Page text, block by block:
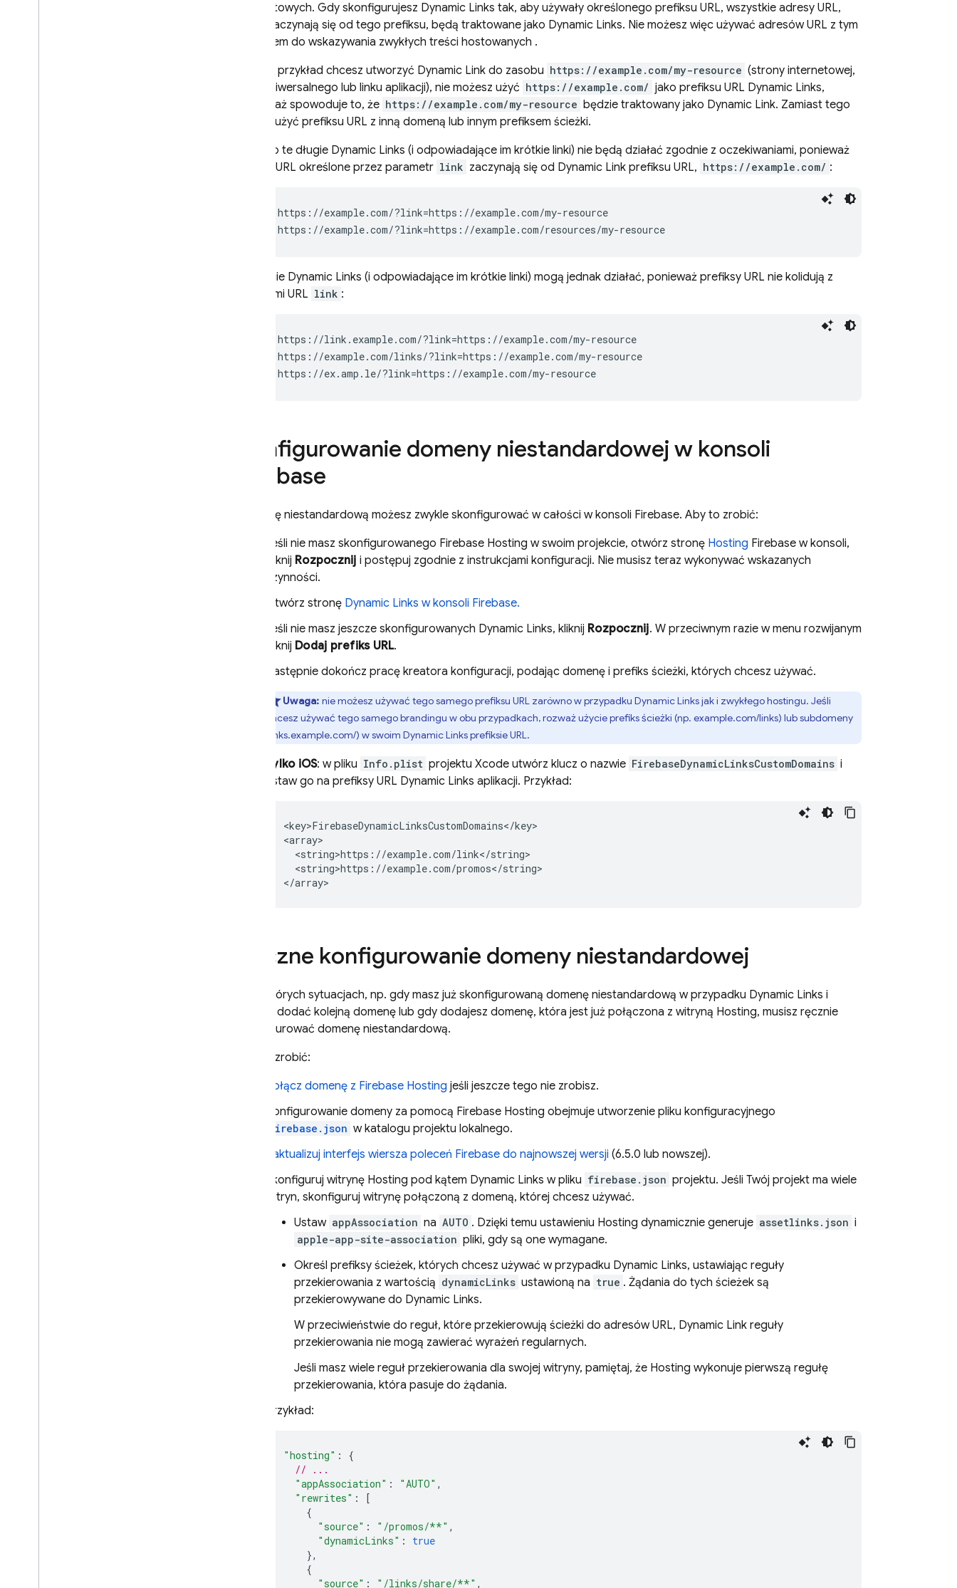
internetowych. Gdy skonfigurujesz Dynamic Links tak, aby używały określonego prefiksu URL, wszystkie adresy URL,
które zaczynają się od tego prefiksu, będą traktowane jako Dynamic Links. Nie możesz więc używać adresów URL z tym
prefiksem do wskazywania zwykłych treści hostowanych .
Jeśli na przykład chcesz utworzyć Dynamic Link do zasobu https://example.com/my-resource (strony internetowej,
linku uniwersalnego lub linku aplikacji), nie możesz użyć https://example.com/ jako prefiksu URL Dynamic Links,
ponieważ spowoduje to, że https://example.com/my-resource będzie traktowany jako Dynamic Link. Zamiast tego
musisz użyć prefiksu URL z inną domeną lub innym prefiksem ścieżki.
Dlatego te długie Dynamic Links (i odpowiadające im krótkie linki) nie będą działać zgodnie z oczekiwaniami, ponieważ
adresy URL określone przez parametr link zaczynają się od Dynamic Link prefiksu URL, https://example.com/ :
Te długie Dynamic Links (i odpowiadające im krótkie linki) mogą jednak działać, ponieważ prefiksy URL nie kolidują z
adresami URL link :
Konfigurowanie domeny niestandardowej w konsoli
Firebase
Domenę niestandardową możesz zwykle skonfigurować w całości w konsoli Firebase. Aby to zrobić:
Jeśli nie masz skonfigurowanego Firebase Hosting w swoim projekcie, otwórz stronę Hosting Firebase w konsoli,
kliknij Rozpocznij i postępuj zgodnie z instrukcjami konfiguracji. Nie musisz teraz wykonywać wskazanych
czynności.
Otwórz stronę Dynamic Links w konsoli Firebase.
Jeśli nie masz jeszcze skonfigurowanych Dynamic Links, kliknij Rozpocznij. W przeciwnym razie w menu rozwijanym
kliknij Dodaj prefiks URL.
Następnie dokończ pracę kreatora konfiguracji, podając domenę i prefiks ścieżki, których chcesz używać.
Uwaga: nie możesz używać tego samego prefiksu URL zarówno w przypadku Dynamic Linksjak i zwykłego hostingu. Jeśli
chcesz używać tego samego brandingu w obu przypadkach, rozważ użycie prefiks ścieżki (np. example.com/links) lub subdomeny
(links.example.com/) w swoim Dynamic Linksprefiksie URL.
Tylko iOS: w pliku Info.plist projektu Xcode utwórz klucz o nazwie FirebaseDynamicLinksCustomDomains i
ustaw go na prefiksy URL Dynamic Links aplikacji. Przykład:
<key>FirebaseDynamicLinksCustomDomains</key>
<array>
  <string>https://example.com/link</string>
  <string>https://example.com/promos</string>
Ręczne konfigurowanie domeny niestandardowej
W niektórych sytuacjach, np. gdy masz już skonfigurowaną domenę niestandardową w przypadku Dynamic Links i
chcesz dodać kolejną domenę lub gdy dodajesz domenę, która jest już połączona z witryną Hosting, musisz ręcznie
skonfigurować domenę niestandardową.
Aby to zrobić:
Połącz domenę z Firebase Hosting jeśli jeszcze tego nie zrobisz.
Konfigurowanie domeny za pomocą Firebase Hosting obejmuje utworzenie pliku konfiguracyjnego
firebase.json w katalogu projektu lokalnego.
Zaktualizuj interfejs wiersza poleceń Firebase do najnowszej wersji (6.5.0 lub nowszej).
Skonfiguruj witrynę Hosting pod kątem Dynamic Links w pliku firebase.json projektu. Jeśli Twój projekt ma wiele
witryn, skonfiguruj witrynę połączoną z domeną, której chcesz używać.
Ustaw appAssociation na AUTO . Dzięki temu ustawieniu Hosting dynamicznie generuje assetlinks.json i
apple-app-site-association pliki, gdy są one wymagane.
Określ prefiksy ścieżek, których chcesz używać w przypadku Dynamic Links, ustawiając reguły
przekierowania z wartością dynamicLinks ustawioną na true . Żądania do tych ścieżek są
przekierowywane do Dynamic Links.
W przeciwieństwie do reguł, które przekierowują ścieżki do adresów URL, Dynamic Link reguły
przekierowania nie mogą zawierać wyrażeń regularnych.
Jeśli masz wiele reguł przekierowania dla swojej witryny, pamiętaj, że Hosting wykonuje pierwszą regułę
przekierowania, która pasuje do żądania.
Przykład:
"hosting" :
{
// ...
"appAssociation" : "AUTO" ,
"rewrites" :
[
{
"source" : "/promos/**" ,
"dynamicLinks" :
true
},
{
"source" : "/links/share/**" ,